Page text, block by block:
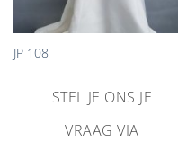
JP 108
STEL JE ONS JE
VRAAG VIA